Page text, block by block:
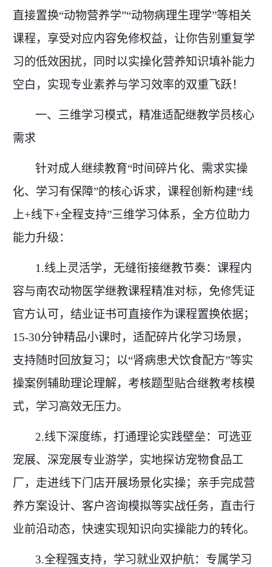
直接置换“动物营养学”“动物病理生理学”等相关
课程，享受对应内容免修权益，让你告别重复学
习的低效困扰，同时以实操化营养知识填补能力
空白，实现专业素养与学习效率的双重飞跃！
一、三维学习模式，精准适配继教学员核心
需求
针对成人继续教育“时间碎片化、需求实操
化、学习有保障”的核心诉求，课程创新构建“线
上+线下+全程支持”三维学习体系，全方位助力
能力升级：
1.线上灵活学，无缝衔接继教节奏：课程内
容与南农动物医学继教课程精准对标，免修凭证
官方认可，结业证书可直接作为课程置换依据；
15-30分钟精品小课时，适配碎片化学习场景，
支持随时回放复习；以“肾病患犬饮食配方”等实
操案例辅助理论理解，考核题型贴合继教考核模
式，学习高效无压力。
2.线下深度练，打通理论实践壁垒：可选亚
宠展、深宠展专业游学，实地探访宠物食品工
厂，走进线下门店开展场景化实操；亲手完成营
养方案设计、客户咨询模拟等实战任务，直击行
业前沿动态，快速实现知识向实操能力的转化。
3.全程强支持，学习就业双护航：专属学习